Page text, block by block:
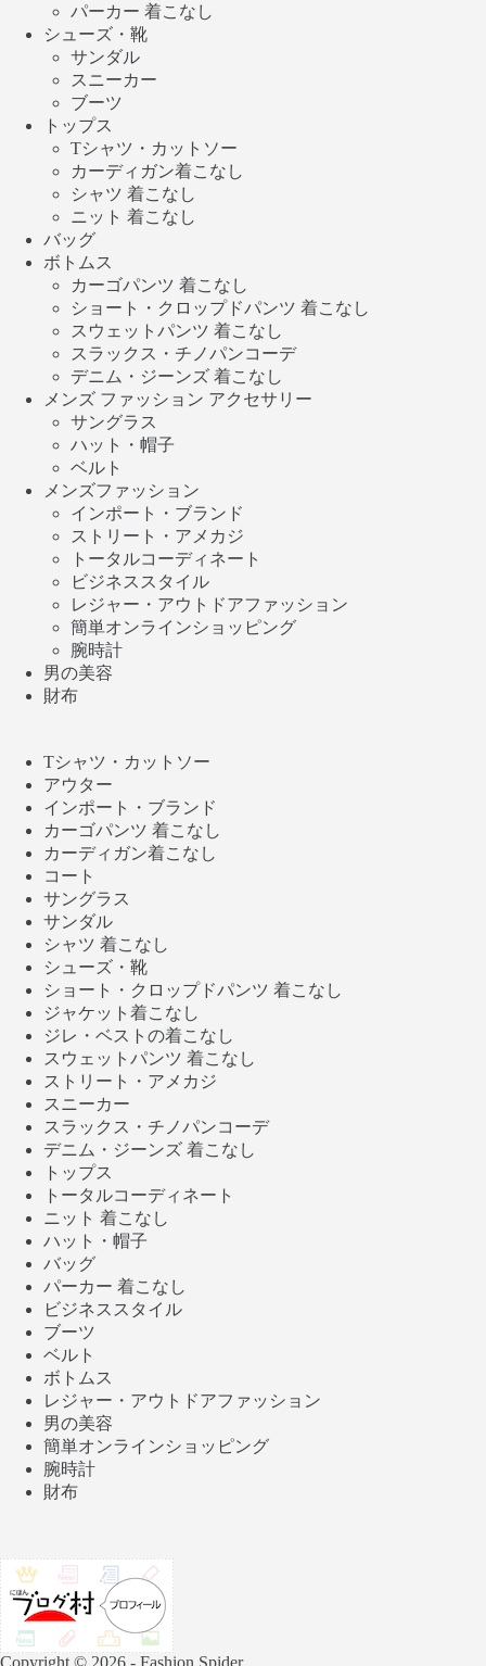
パーカー 着こなし
シューズ・靴
サンダル
スニーカー
ブーツ
トップス
Tシャツ・カットソー
カーディガン着こなし
シャツ 着こなし
ニット 着こなし
バッグ
ボトムス
カーゴパンツ 着こなし
ショート・クロップドパンツ 着こなし
スウェットパンツ 着こなし
スラックス・チノパンコーデ
デニム・ジーンズ 着こなし
メンズ ファッション アクセサリー
サングラス
ハット・帽子
ベルト
メンズファッション
インポート・ブランド
ストリート・アメカジ
トータルコーディネート
ビジネススタイル
レジャー・アウトドアファッション
簡単オンラインショッピング
腕時計
男の美容
財布
Tシャツ・カットソー
アウター
インポート・ブランド
カーゴパンツ 着こなし
カーディガン着こなし
コート
サングラス
サンダル
シャツ 着こなし
シューズ・靴
ショート・クロップドパンツ 着こなし
ジャケット着こなし
ジレ・ベストの着こなし
スウェットパンツ 着こなし
ストリート・アメカジ
スニーカー
スラックス・チノパンコーデ
デニム・ジーンズ 着こなし
トップス
トータルコーディネート
ニット 着こなし
ハット・帽子
バッグ
パーカー 着こなし
ビジネススタイル
ブーツ
ベルト
ボトムス
レジャー・アウトドアファッション
男の美容
簡単オンラインショッピング
腕時計
財布